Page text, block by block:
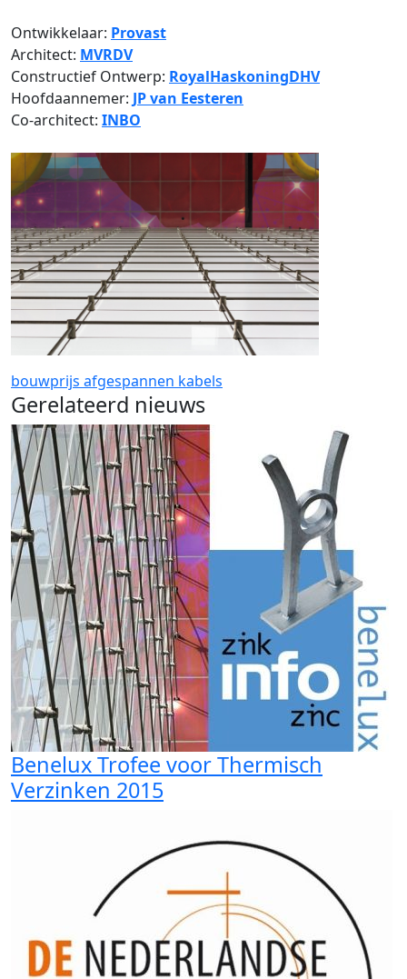
Ontwikkelaar: Provast
Architect: MVRDV
Constructief Ontwerp: RoyalHaskoningDHV
Hoofdaannemer: JP van Eesteren
Co-architect: INBO
bouwprijs afgespannen kabels
Gerelateerd nieuws
Benelux Trofee voor Thermisch
Verzinken 2015